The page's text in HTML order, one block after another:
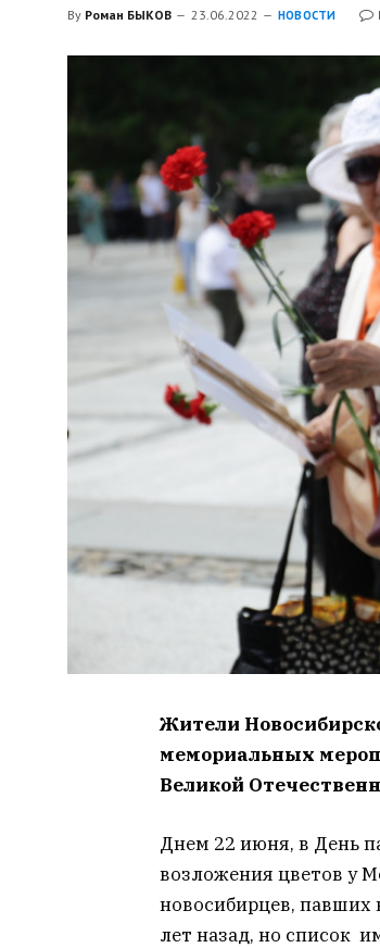
By Роман БЫКОВ 23.06.2022 НОВОСТИ
Жители
мемориальных
Великой
Днем 22 июня, в День
возложения цветов у
новосибирцев, павших
лет назад, но список